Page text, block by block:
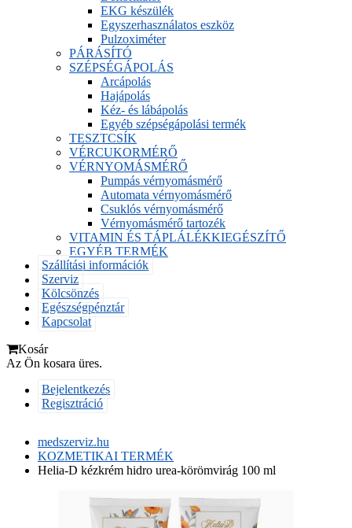
EKG készülék
Egyszerhasználatos eszköz
Pulzoximéter
PÁRÁSÍTÓ
SZÉPSÉGÁPOLÁS
Arcápolás
Hajápolás
Kéz- és lábápolás
Egyéb szépségápolási termék
TESZTCSÍK
VÉRCUKORMÉRŐ
VÉRNYOMÁSMÉRŐ
Pumpás vérnyomásmérő
Automata vérnyomásmérő
Csuklós vérnyomásmérő
Vérnyomásmérő tartozék
VITAMIN ÉS TÁPLÁLÉKKIEGÉSZÍTŐ
EGYÉB TERMÉK
Szállítási információk
Szerviz
Kölcsönzés
Egészségpénztár
Kapcsolat
Kosár
Az Ön kosara üres.
Bejelentkezés
Regisztráció
medszerviz.hu
KOZMETIKAI TERMÉK
Helia-D kézkrém hidro urea-körömvirág 100 ml